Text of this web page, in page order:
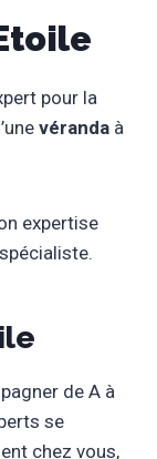
pour la
véranda à
expertise
de A à
se
chez vous,